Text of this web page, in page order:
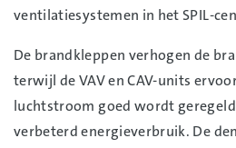
ventilatiesystemen in het SPIL-
De brandkleppen verhogen de
terwijl de VAV en CAV-units
luchtstroom goed wordt
verbeterd energieverbruik. De